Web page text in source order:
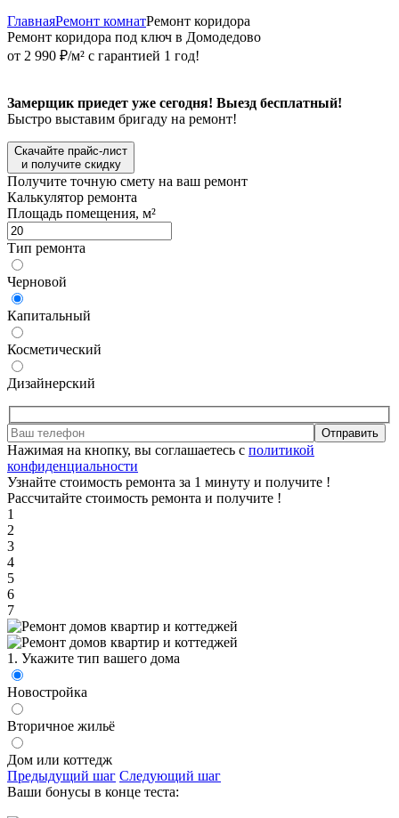
ГлавнаяРемонт комнатРемонт коридора
Ремонт коридора под ключ в Домодедово
от 2 990 ₽/м² с гарантией 1 год!
Замерщик приедет уже сегодня! Выезд бесплатный!
Быстро выставим бригаду на ремонт!
Скачайте прайс-лист
и получите скидку
Получите точную смету на ваш ремонт
Калькулятор ремонта
Площадь помещения, м²
Тип ремонта
Черновой
Капитальный
Косметический
Дизайнерский
Отправить
Нажимая на кнопку, вы соглашаетесь с политикой
конфиденциальности
Узнайте стоимость ремонта за 1 минуту и получите !
Рассчитайте стоимость ремонта и получите !
1
2
3
4
5
6
7
1. Укажите тип вашего дома
Новостройка
Вторичное жильё
Дом или коттедж
Предыдущий шаг Следующий шаг
Ваши бонусы в конце теста: